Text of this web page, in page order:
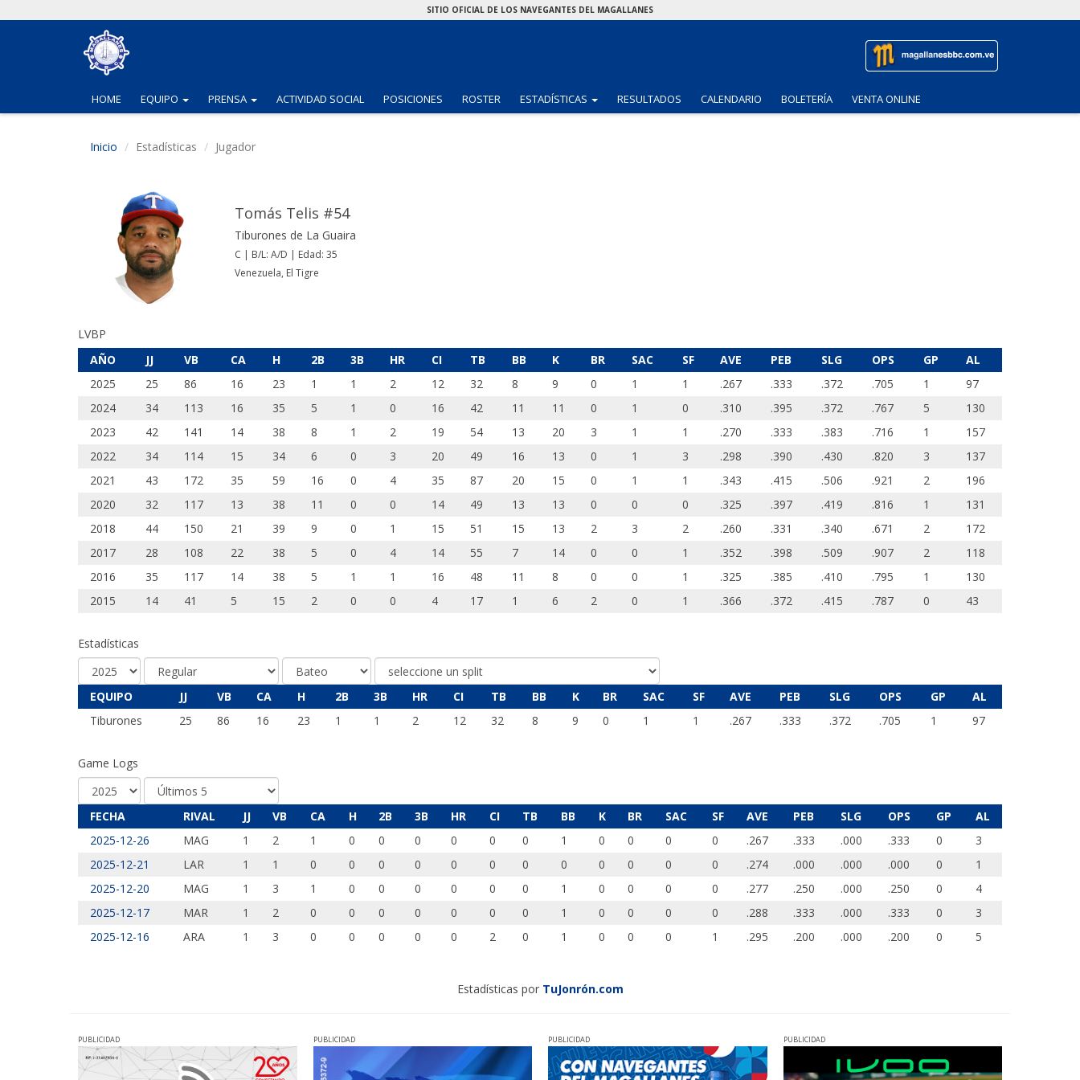
SITIO OFICIAL DE LOS NAVEGANTES DEL MAGALLANES
HOME EQUIPO (CURRENT)
PRENSA (CURRENT)
ACTIVIDAD SOCIAL POSICIONES ROSTER ESTADÍSTICAS (CURRENT)
RESULTADOS CALENDARIO BOLETERÍA VENTA ONLINE
Inicio Estadísticas Jugador
Tomás Telis #54
Tiburones de La Guaira
C | B/L: A/D | Edad: 35
Venezuela, El Tigre
LVBP
AÑO
JJ VB CA H 2B 3B HR CI TB BB K BR SAC SF AVE PEB SLG OPS GP
AL
2025
25 86 16 23 1 1 2 12 32 8 9 0 1 1 .267 .333 .372 .705 1
97
2024
34 113 16 35 5 1 0 16 42 11 11 0 1 0 .310 .395 .372 .767 5
130
2023
42 141 14 38 8 1 2 19 54 13 20 3 1 1 .270 .333 .383 .716 1
157
2022
34 114 15 34 6 0 3 20 49 16 13 0 1 3 .298 .390 .430 .820 3
137
2021
43 172 35 59 16 0 4 35 87 20 15 0 1 1 .343 .415 .506 .921 2
196
2020
32 117 13 38 11 0 0 14 49 13 13 0 0 0 .325 .397 .419 .816 1
131
2018
44 150 21 39 9 0 1 15 51 15 13 2 3 2 .260 .331 .340 .671 2
172
2017
28 108 22 38 5 0 4 14 55 7 14 0 0 1 .352 .398 .509 .907 2
118
2016
35 117 14 38 5 1 1 16 48 11 8 0 0 1 .325 .385 .410 .795 1
130
2015
14 41 5 15 2 0 0 4 17 1 6 2 0 1 .366 .372 .415 .787 0 43
Estadísticas
EQUIPO JJ VB CA H 2B 3B HR CI TB BB K BR SAC SF AVE PEB SLG OPS GP
AL
Tiburones
25 86 16 23 1 1 2 12 32 8 9 0 1 1 .267 .333 .372 .705 1 97
Game Logs
FECHA RIVAL JJ VB CA H 2B 3B HR CI TB BB K BR SAC SF AVE PEB SLG OPS GP
AL
2025-12-26
MAG 1 2 1 0 0 0 0 0 0 1 0 0 0 0 .267 .333 .000 .333 0
3
2025-12-21
LAR 1 1 0 0 0 0 0 0 0 0 0 0 0 0 .274 .000 .000 .000 0
1
2025-12-20
MAG 1 3 1 0 0 0 0 0 0 1 0 0 0 0 .277 .250 .000 .250 0
4
2025-12-17
MAR 1 2 0 0 0 0 0 0 0 1 0 0 0 0 .288 .333 .000 .333 0
3
2025-12-16
ARA 1 3 0 0 0 0 0 2 0 1 0 0 0 1 .295 .200 .000 .200 0 5
Estadísticas por TuJonrón.com
PUBLICIDAD PUBLICIDAD PUBLICIDAD PUBLICIDAD